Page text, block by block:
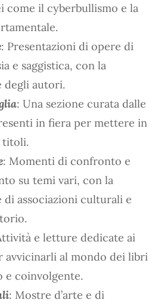
come il cyberbullismo e la
: Presentazioni di opere di
e saggistica, con la
degli autori.
: Una sezione curata dalle
in fiera per mettere in
titoli.
: Momenti di confronto e
su temi vari, con la
di associazioni culturali e
e letture dedicate ai
avvicinarli al mondo dei libri
e coinvolgente.
: Mostre d’arte e di